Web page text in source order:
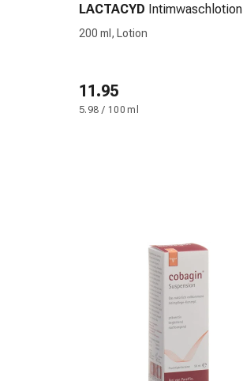
Herznerven-
Störung
Konzentrationsstörung
Allergie
Hämorrhoiden
Magenbrennen
LACTACYD Intimwaschlotion
200 ml, Lotion
11.95
5.98 / 100 ml